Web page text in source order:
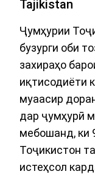
Tajikistan
Ҷумҳурии
бузурги оби
захираҳо
иқтисодиёти
муаасир
дар ҷумҳурӣ
мебошанд, ки
Тоҷикистон
истеҳсол